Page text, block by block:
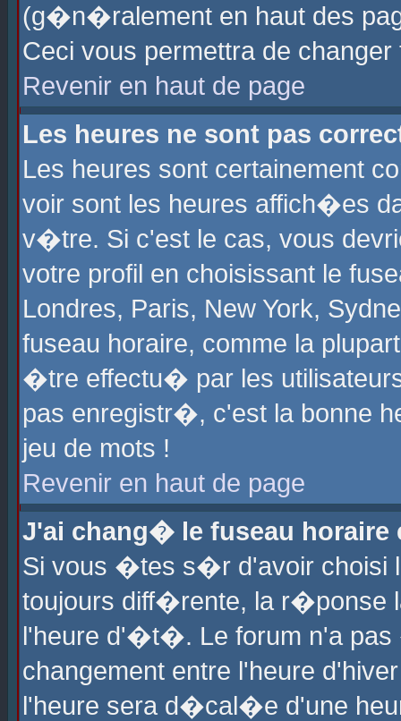
(g�n�ralement en haut des
Ceci vous permettra de
Revenir en haut de page
Les heures ne sont pas
Les heures sont certainement
voir sont les heures affich�es
v�tre. Si c'est le cas, vous
votre profil en choisissant le
Londres, Paris, New York,
fuseau horaire, comme la
�tre effectu� par les
pas enregistr�, c'est la bonne
jeu de mots !
Revenir en haut de page
J'ai chang� le fuseau horaire
Si vous �tes s�r d'avoir choisi
toujours diff�rente, la r�ponse
l'heure d'�t�. Le forum n'a
changement entre l'heure
l'heure sera d�cal�e d'une